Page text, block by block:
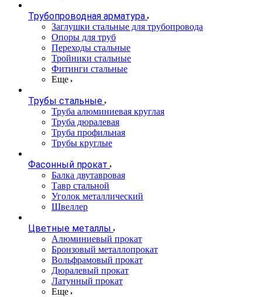
Трубопроводная арматура
Заглушки стальные для трубопровода
Опоры для труб
Переходы стальные
Тройники стальные
Фитинги стальные
Еще
Трубы стальные
Труба алюминиевая круглая
Труба дюралевая
Труба профильная
Трубы круглые
Фасонный прокат
Балка двутавровая
Тавр стальной
Уголок металлический
Швеллер
Цветные металлы
Алюминиевый прокат
Бронзовый металлопрокат
Вольфрамовый прокат
Дюралевый прокат
Латунный прокат
Еще